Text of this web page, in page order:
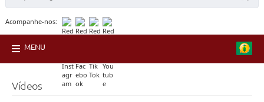
Acompanhe-nos:
MENU
Vídeos